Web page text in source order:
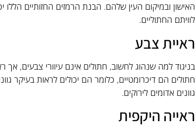
האישון ובמיקום העין שלהם. הבנת הרמזים החזותיים
לוויתם החתוליים.
ראיית צבע
בניגוד למה שנהוג לחשוב, חתולים אינם עיוורי צבעים,
חתולים הם דיכרומטיים, כלומר הם יכולים לראות בעיקר
גוונים אדומים לירוקים.
ראייה היקפית